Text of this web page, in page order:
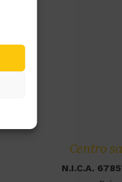
Centro
N.I.C.A.